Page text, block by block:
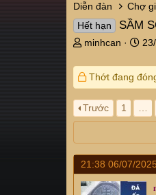
Diễn đàn Chợ
Hết hạn SẦM
T
r
e
d
s
a
r
t
e
minhcan
N
à
y
i
Thớt đang
Trước 1
21:38 06/07/2025